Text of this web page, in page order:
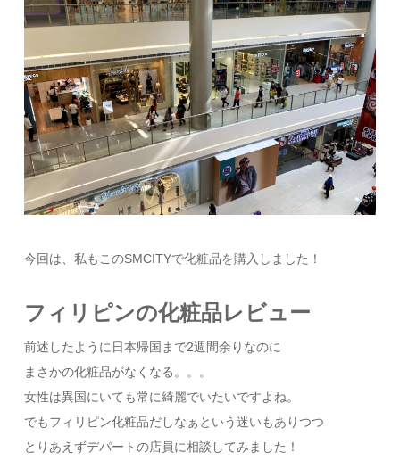
今回は、私もこのSMCITYで化粧品を購入しました！
フィリピンの化粧品レビュー
前述したように日本帰国まで2週間余りなのに
まさかの化粧品がなくなる。。。
女性は異国にいても常に綺麗でいたいですよね。
でもフィリピン化粧品だしなぁという迷いもありつつ
とりあえずデパートの店員に相談してみました！